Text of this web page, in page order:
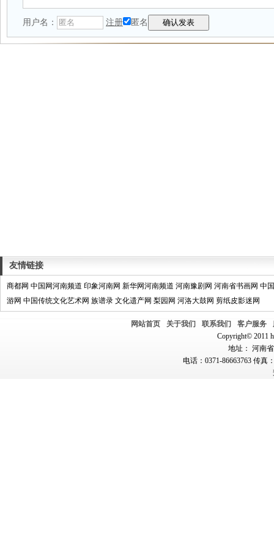
用户名： 注册 匿名
友情链接
商都网 中国网河南频道 印象河南网 新华网河南频道 河南豫剧网 河南省书画网 中
游网 中国传统文化艺术网 族谱录 文化遗产网 梨园网 河洛大鼓网 剪纸皮影迷网
网站首页 关于我们 联系我们 客户服务
Copyright© 2011
地址： 河南
电话：0371-86663763 传真